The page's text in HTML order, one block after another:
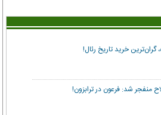
گران‌ترین خرید تاریخ رئال!
منفجر شد: فرعون در ترابزون!